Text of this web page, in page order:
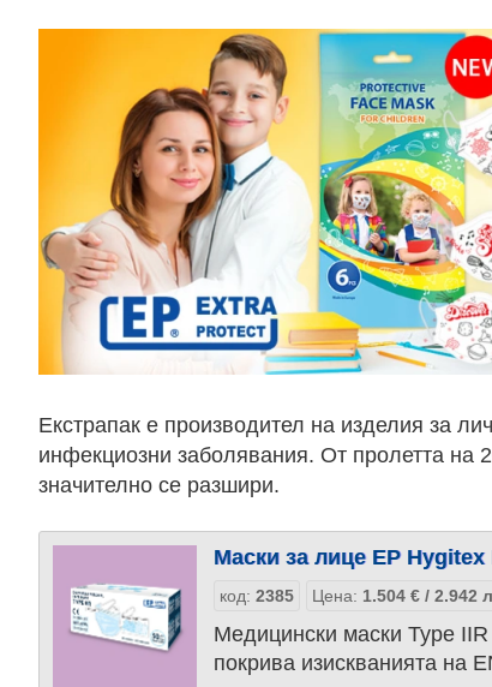
Екстрапак е производител на изделия за
инфекциозни заболявания. От пролетта на
значително се разшири.
Маски за лице EP Hygitex
код:2385 Цена: 1.504€ / 2.942
Медицински маски Type
покрива изискванията на